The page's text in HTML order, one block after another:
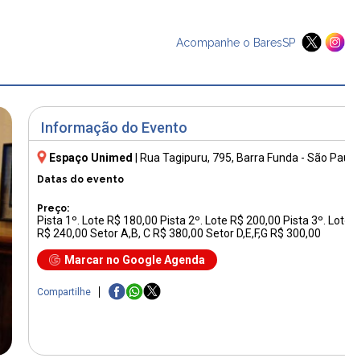
Acompanhe o BaresSP
Informação do Evento
Espaço Unimed Rua Tagipuru, 795, Barra Funda - São
Datas do evento
Preço:
Pista 1º. Lote R$ 180,00 Pista 2º. Lote R$ 200,00 Pista 3º.
R$ 240,00 Setor A,B, C R$ 380,00 Setor D,E,F,G R$ 300,00
Marcar no Google Agenda
Compartilhe